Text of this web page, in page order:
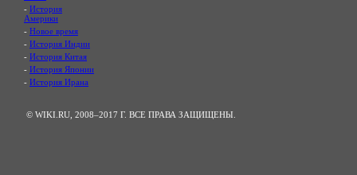
- История
Америки
- Новое время
- История Индии
- История Китая
- История Японии
- История Ирана
© WIKI.RU, 2008–2017 Г. ВСЕ ПРАВА ЗАЩИЩЕНЫ.